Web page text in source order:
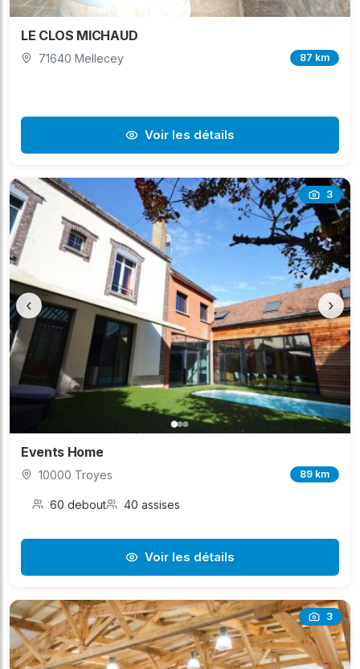
LE CLOS MICHAUD
71640 Mellecey 87 km
Voir les détails
3
‹ ›
Events Home
10000 Troyes 89 km
60 debout 40 assises
Voir les détails
3